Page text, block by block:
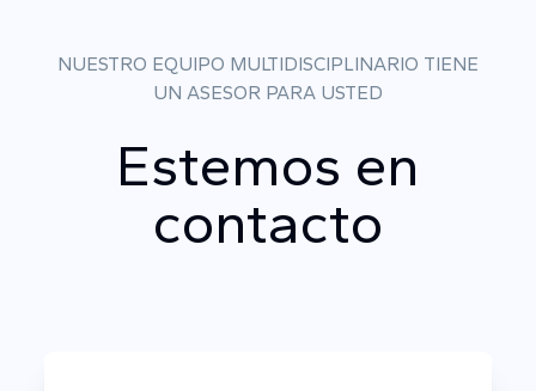
NUESTRO EQUIPO MULTIDISCIPLINARIO TIENE
UN ASESOR PARA USTED
Estemos en
contacto